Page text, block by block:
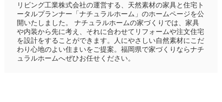
リビング工業株式会社の運営する、天然素材の家具と住宅ト
ータルプランナー「ナチュラルホーム」のホームページを公
開いたしました。 ナチュラルホームの家づくりでは、家具
や内装から先に考え、それに合わせてリフォームや注文住宅
を設計をすることができます。人にやさしい自然素材にこだ
わり心地のよい住まいをご提案。福岡県で家づくりならナチ
ュラルホームへぜひお任せください。